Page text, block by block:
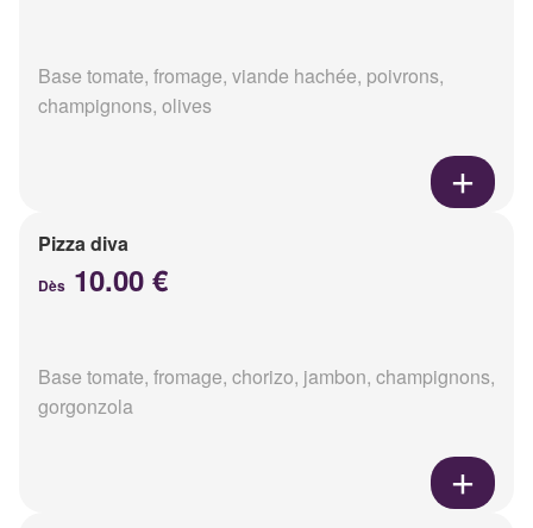
Base tomate, fromage, viande hachée, poivrons,
champignons, olives
Pizza diva
Dès 10.00 €
Base tomate, fromage, chorizo, jambon, champignons,
gorgonzola